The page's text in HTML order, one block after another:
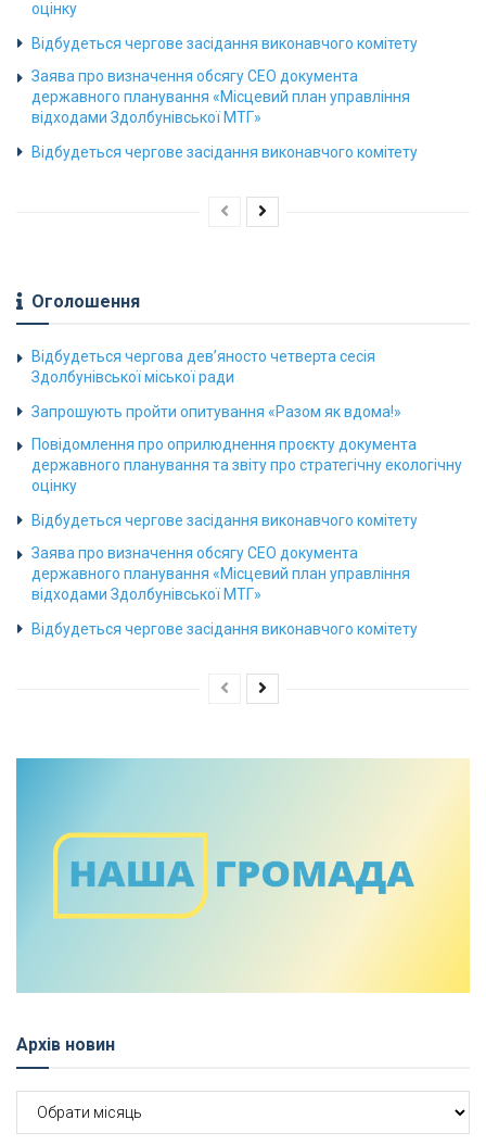
оцінку
Відбудеться чергове засідання виконавчого комітету
Заява про визначення обсягу СЕО документа
державного планування «Місцевий план управління
відходами Здолбунівської МТГ»
Відбудеться чергове засідання виконавчого комітету
Оголошення
Відбудеться чергова дев’яносто четверта сесія
Здолбунівської міської ради
Запрошують пройти опитування «Разом як вдома!»
Повідомлення про оприлюднення проєкту документа
державного планування та звіту про стратегічну екологічну
оцінку
Відбудеться чергове засідання виконавчого комітету
Заява про визначення обсягу СЕО документа
державного планування «Місцевий план управління
відходами Здолбунівської МТГ»
Відбудеться чергове засідання виконавчого комітету
Архів новин
Архів
новин